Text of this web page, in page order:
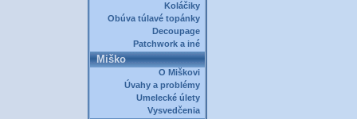
Koláčiky
Obúva túlavé topánky
Decoupage
Patchwork a iné
Miško
O Miškovi
Úvahy a problémy
Umelecké úlety
Vysvedčenia